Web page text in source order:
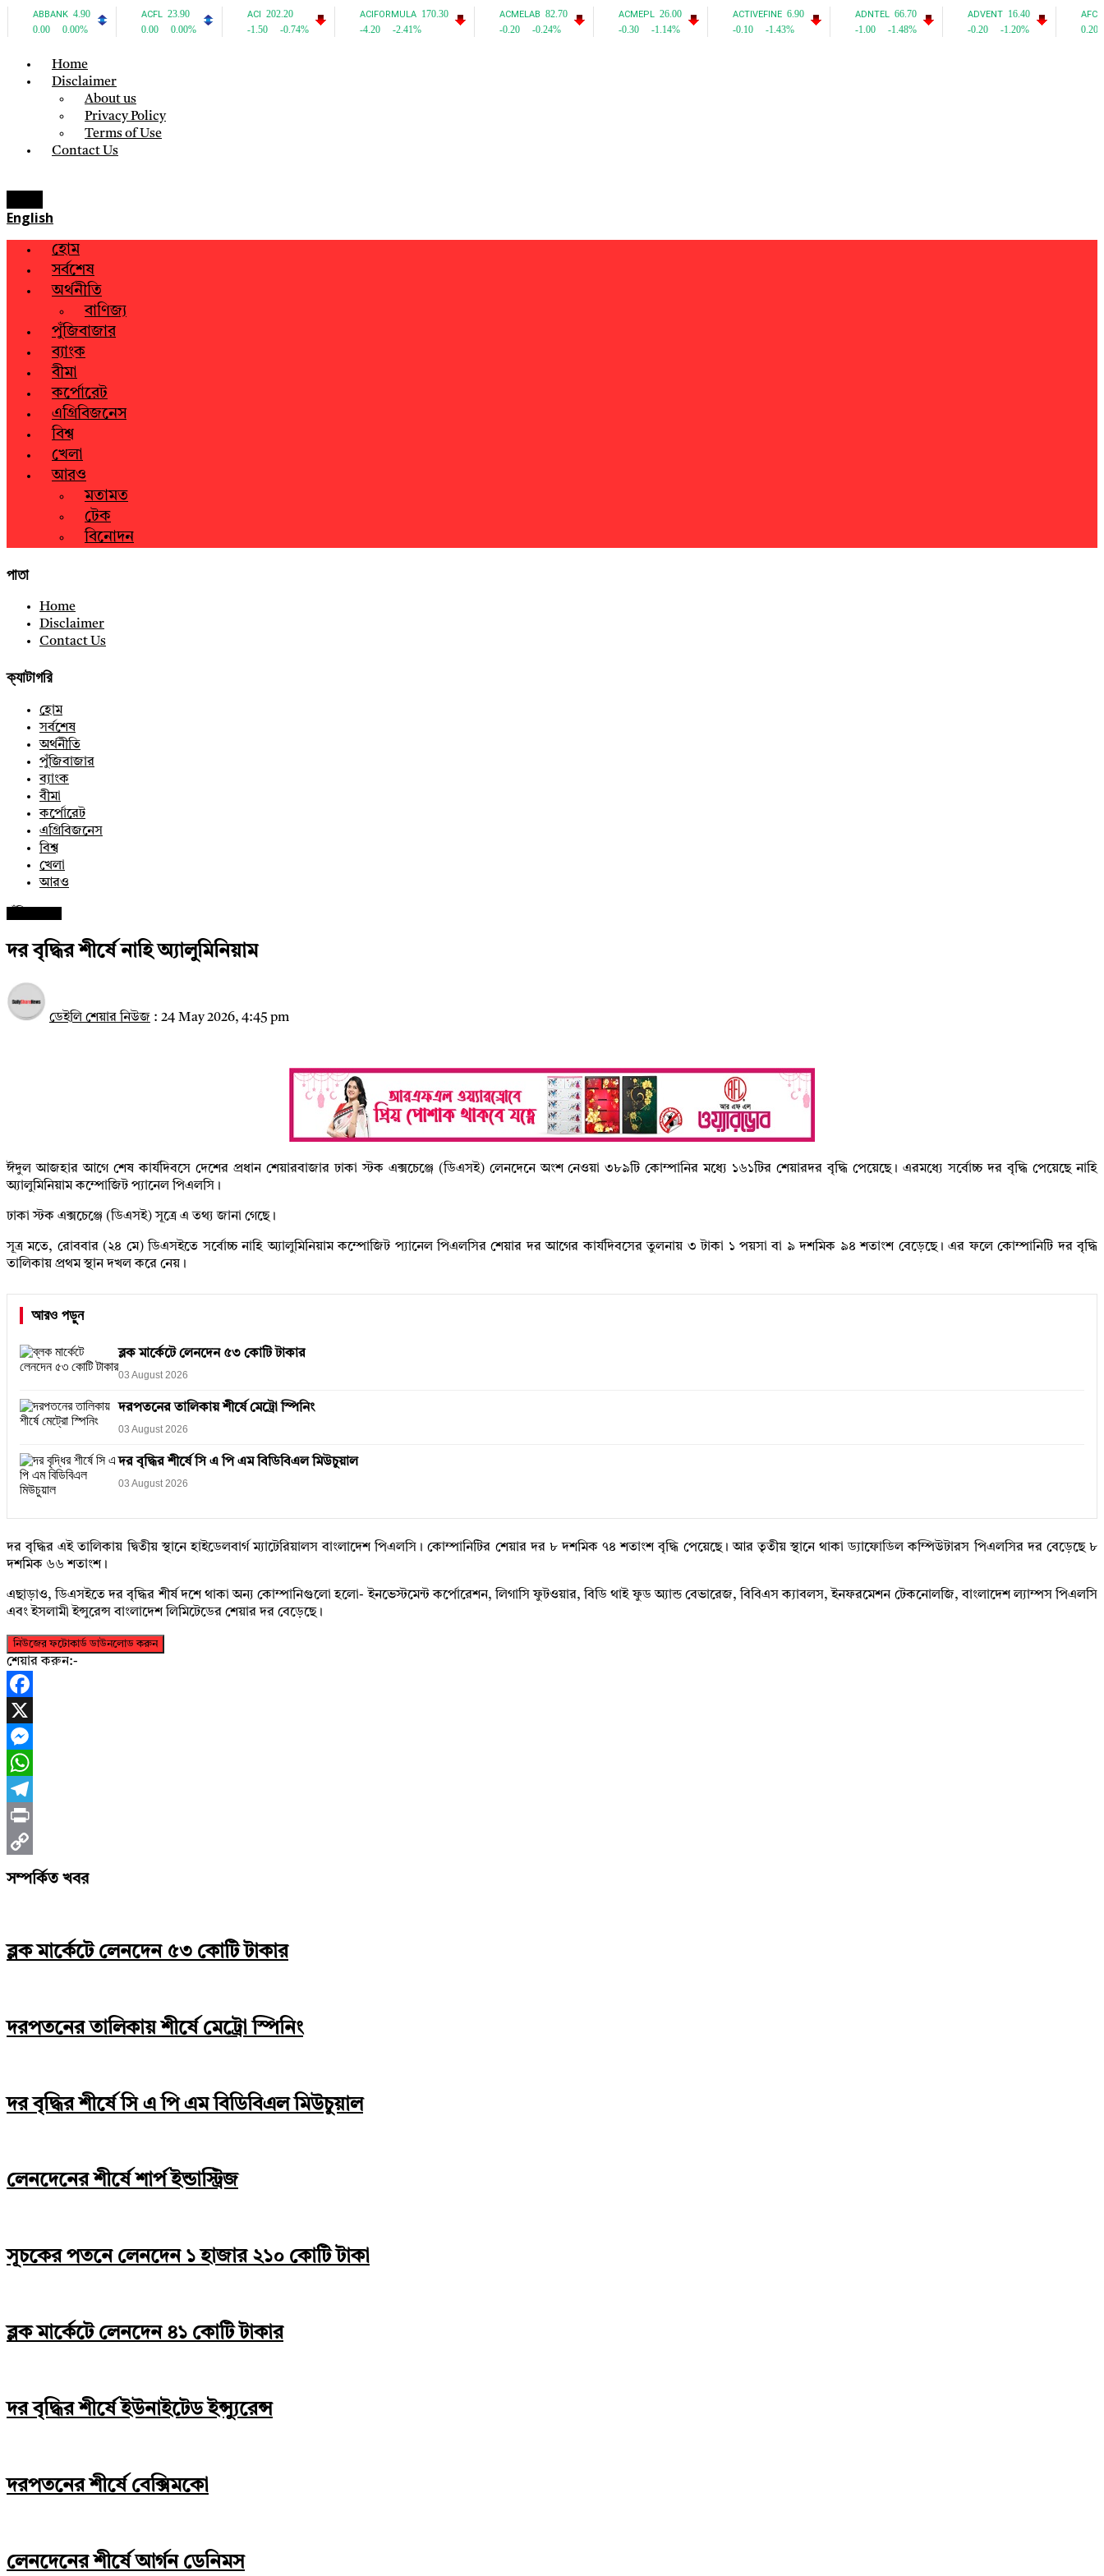
Home
Disclaimer
About us
Privacy Policy
Terms of Use
Contact Us
English
হোম
সর্বশেষ
অর্থনীতি
বাণিজ্য
পুঁজিবাজার
ব্যাংক
বীমা
কর্পোরেট
এগ্রিবিজনেস
বিশ্ব
খেলা
আরও
মতামত
টেক
বিনোদন
পাতা
Home
Disclaimer
Contact Us
ক্যাটাগরি
হোম
সর্বশেষ
অর্থনীতি
পুঁজিবাজার
ব্যাংক
বীমা
কর্পোরেট
এগ্রিবিজনেস
বিশ্ব
খেলা
আরও
দর বৃদ্ধির শীর্ষে নাহি অ্যালুমিনিয়াম
ডেইলি শেয়ার নিউজ : 24 May 2026, 4:45 pm
ঈদুল আজহার আগে শেষ কার্যদিবসে দেশের প্রধান শেয়ারবাজার ঢাকা স্টক এক্সচেঞ্জে (ডিএসই) লেনদেনে অংশ নেওয়া ৩৮৯টি কোম্পানির মধ্যে ১৬১টির শেয়ারদর বৃদ্ধি পেয়েছে। এরমধ্যে সর্বোচ্চ দর বৃদ্ধি পেয়েছে নাহি
অ্যালুমিনিয়াম কম্পোজিট প্যানেল পিএলসি।
ঢাকা স্টক এক্সচেঞ্জে (ডিএসই) সূত্রে এ তথ্য জানা গেছে।
সূত্র মতে, রোববার (২৪ মে) ডিএসইতে সর্বোচ্চ নাহি অ্যালুমিনিয়াম কম্পোজিট প্যানেল পিএলসির শেয়ার দর আগের কার্যদিবসের তুলনায় ৩ টাকা ১ পয়সা বা ৯ দশমিক ৯৪ শতাংশ বেড়েছে। এর ফলে কোম্পানিটি দর বৃদ্ধি
তালিকায় প্রথম স্থান দখল করে নেয়।
আরও পড়ুন
ব্লক মার্কেটে লেনদেন ৫৩ কোটি টাকার
03 August 2026
দরপতনের তালিকায় শীর্ষে মেট্রো স্পিনিং
03 August 2026
দর বৃদ্ধির শীর্ষে সি এ পি এম বিডিবিএল মিউচুয়াল
03 August 2026
দর বৃদ্ধির এই তালিকায় দ্বিতীয় স্থানে হাইডেলবার্গ ম্যাটেরিয়ালস বাংলাদেশ পিএলসি। কোম্পানিটির শেয়ার দর ৮ দশমিক ৭৪ শতাংশ বৃদ্ধি পেয়েছে। আর তৃতীয় স্থানে থাকা ড্যাফোডিল কম্পিউটারস পিএলসির দর বেড়েছে ৮
দশমিক ৬৬ শতাংশ।
এছাড়াও, ডিএসইতে দর বৃদ্ধির শীর্ষ দশে থাকা অন্য কোম্পানিগুলো হলো- ইনভেস্টমেন্ট কর্পোরেশন, লিগাসি ফুটওয়ার, বিডি থাই ফুড অ্যান্ড বেভারেজ, বিবিএস ক্যাবলস, ইনফরমেশন টেকনোলজি, বাংলাদেশ ল্যাম্পস পিএলসি
এবং ইসলামী ইন্সুরেন্স বাংলাদেশ লিমিটেডের শেয়ার দর বেড়েছে।
নিউজের ফটোকার্ড ডাউনলোড করুন
শেয়ার করুন:-
Facebook
X
Messenger
WhatsApp
Telegram
Print
Copy
সম্পর্কিত খবর
ব্লক মার্কেটে লেনদেন ৫৩ কোটি টাকার
দরপতনের তালিকায় শীর্ষে মেট্রো স্পিনিং
দর বৃদ্ধির শীর্ষে সি এ পি এম বিডিবিএল মিউচুয়াল
লেনদেনের শীর্ষে শার্প ইন্ডাস্ট্রিজ
সূচকের পতনে লেনদেন ১ হাজার ২১০ কোটি টাকা
ব্লক মার্কেটে লেনদেন ৪১ কোটি টাকার
দর বৃদ্ধির শীর্ষে ইউনাইটেড ইন্স্যুরেন্স
দরপতনের শীর্ষে বেক্সিমকো
লেনদেনের শীর্ষে আর্গন ডেনিমস